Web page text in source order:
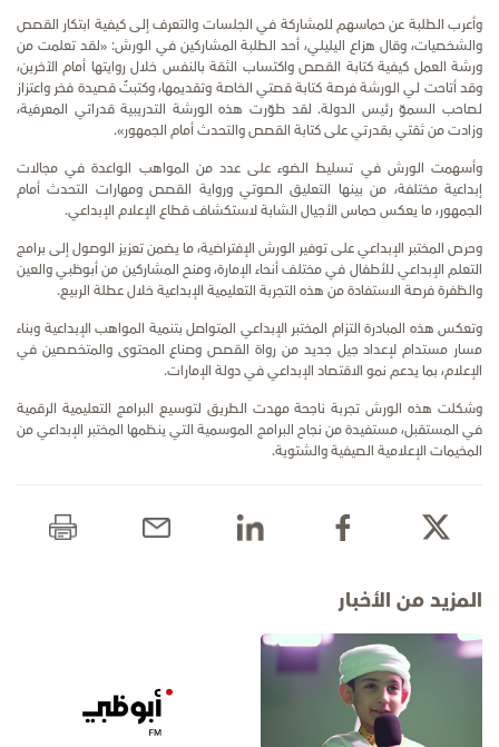
وأعرب الطلبة عن حماسهم للمشاركة في الجلسات والتعرف إلى كيفية ابتكار القصص
والشخصيات، وقال هزاع اليليلي، أحد الطلبة المشاركين في الورش: «لقد تعلمت من
ورشة العمل كيفية كتابة القصص واكتساب الثقة بالنفس خلال روايتها أمام الآخرين،
وقد أتاحت لي الورشة فرصة كتابة قصتي الخاصة وتقديمها، وكتبتُ قصيدة فخر واعتزاز
لصاحب السموّ رئيس الدولة. لقد طوّرت هذه الورشة التدريبية قدراتي المعرفية،
وزادت من ثقتي بقدرتي على كتابة القصص والتحدث أمام الجمهور».
وأسهمت الورش في تسليط الضوء على عدد من المواهب الواعدة في مجالات
إبداعية مختلفة، من بينها التعليق الصوتي ورواية القصص ومهارات التحدث أمام
الجمهور، ما يعكس حماس الأجيال الشابة لاستكشاف قطاع الإعلام الإبداعي.
وحرص المختبر الإبداعي على توفير الورش الإفتراضية، ما يضمن تعزيز الوصول إلى برامج
التعلم الإبداعي للأطفال في مختلف أنحاء الإمارة، ومنح المشاركين من أبوظبي والعين
والظفرة فرصة الاستفادة من هذه التجربة التعليمية الإبداعية خلال عطلة الربيع.
وتعكس هذه المبادرة التزام المختبر الإبداعي المتواصل بتنمية المواهب الإبداعية وبناء
مسار مستدام لإعداد جيل جديد من رواة القصص وصناع المحتوى والمتخصصين في
الإعلام، بما يدعم نمو الاقتصاد الإبداعي في دولة الإمارات.
وشكلت هذه الورش تجربة ناجحة مهدت الطريق لتوسيع البرامج التعليمية الرقمية
في المستقبل، مستفيدة من نجاح البرامج الموسمية التي ينظمها المختبر الإبداعي من
المخيمات الإعلامية الصيفية والشتوية.
المزيد من الأخبار